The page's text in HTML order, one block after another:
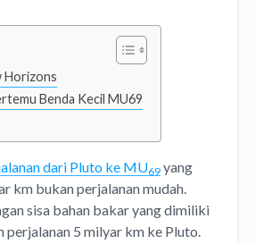
Horizons
Benda Kecil MU69
dari Pluto ke MU69 yang
km bukan perjalanan mudah.
sisa bahan bakar yang dimiliki
perjalanan 5 milyar km ke Pluto.